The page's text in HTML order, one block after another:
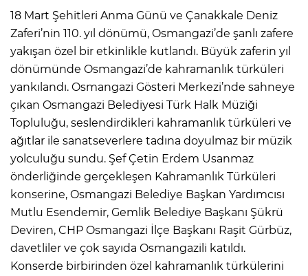
18 Mart Şehitleri Anma Günü ve Çanakkale Deniz
Zaferi’nin 110. yıl dönümü, Osmangazi’de şanlı zafere
yakışan özel bir etkinlikle kutlandı. Büyük zaferin yıl
dönümünde Osmangazi’de kahramanlık türküleri
yankılandı. Osmangazi Gösteri Merkezi’nde sahneye
çıkan Osmangazi Belediyesi Türk Halk Müziği
Topluluğu, seslendirdikleri kahramanlık türküleri ve
ağıtlar ile sanatseverlere tadına doyulmaz bir müzik
yolculuğu sundu. Şef Çetin Erdem Usanmaz
önderliğinde gerçekleşen Kahramanlık Türküleri
konserine, Osmangazi Belediye Başkan Yardımcısı
Mutlu Esendemir, Gemlik Belediye Başkanı Şükrü
Deviren, CHP Osmangazi İlçe Başkanı Raşit Gürbüz,
davetliler ve çok sayıda Osmangazili katıldı.
Konserde birbirinden özel kahramanlık türkülerini